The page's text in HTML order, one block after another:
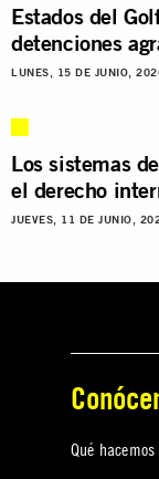
Estados del
detenciones
LUNES, 15 DE JUNIO,
Los sistemas
el derecho
JUEVES, 11 DE JUNIO,
Qué hacemos